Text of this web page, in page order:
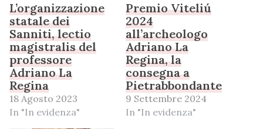
L’organizzazione
statale dei
Sanniti, lectio
magistralis del
professore
Adriano La
Regina
18 Agosto 2023
In "In evidenza"
Premio Viteliú
2024
all’archeologo
Adriano La
Regina, la
consegna a
Pietrabbondante
9 Settembre 2024
In "In evidenza"